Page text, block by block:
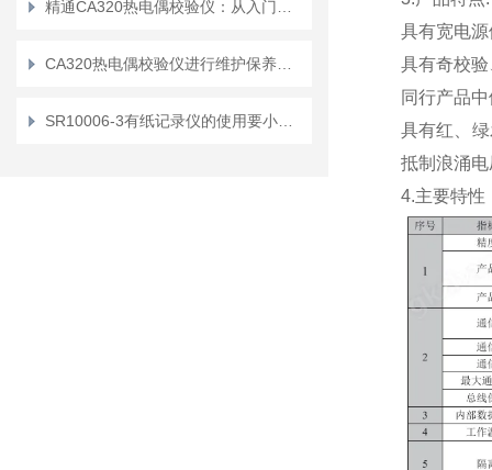
具有宽电
具有奇校
同行产品
具有红、
抵制浪涌
4.主要特性